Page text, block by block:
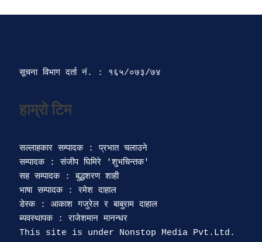
सूचना विभाग दर्ता‍ नं. : १६५/०७३/७४
हाम्रो टिम
सल्लाहकार सम्पादक : प्रभात चलाउने
सम्पादक : संजीप घिमिरे 'शुभचिन्तक'
सह सम्पादक : बुद्धशरण शाही
भाषा सम्पादक : रमेश दाहाल
डेस्क : आकाश गजुरेल र बाबुराम दाहाल
ब्यवस्थापक : राजेशमान मानन्धर